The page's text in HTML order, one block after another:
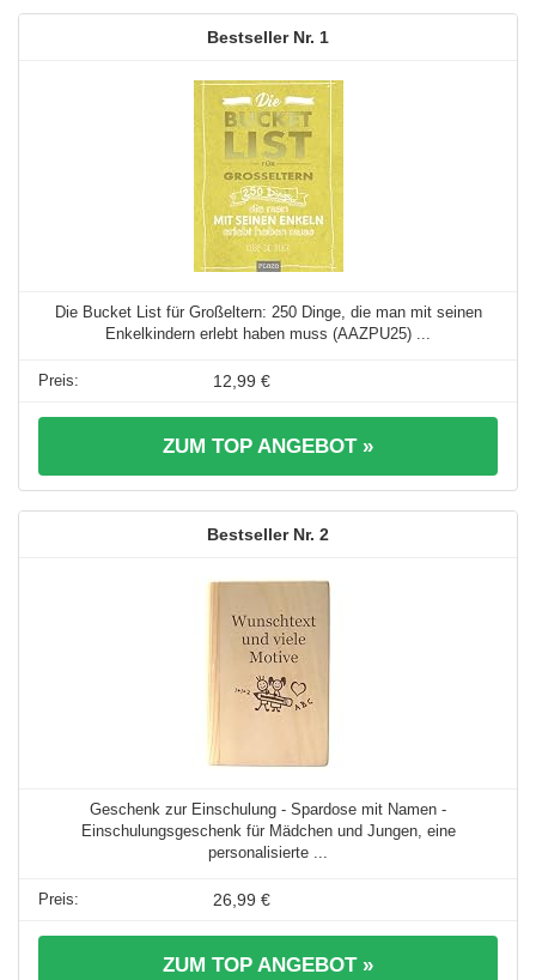
1
Die Bucket List für Großeltern: 250 Dinge, die man mit seinen
Enkelkindern erlebt haben muss (AAZPU25) ...
12,99 €
ZUM TOP ANGEBOT »
2
Geschenk zur Einschulung - Spardose mit Namen -
Einschulungsgeschenk für Mädchen und Jungen, eine
personalisierte ...
26,99 €
ZUM TOP ANGEBOT »